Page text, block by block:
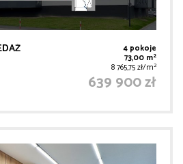
4 pokoje
73,00 m2
8 765,75 zł/m2
639 900 zł